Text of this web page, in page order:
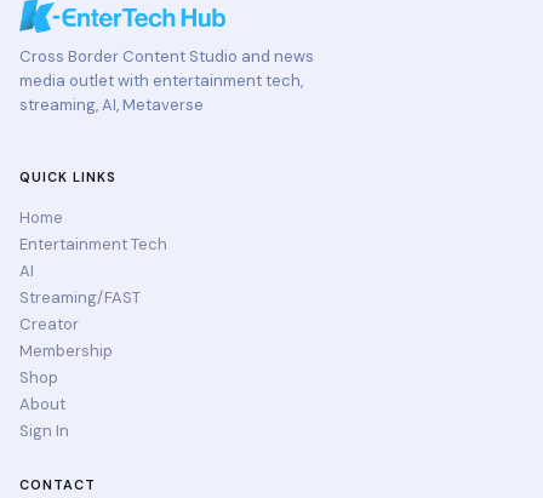
Cross Border Content Studio and news
media outlet with entertainment tech,
streaming, AI, Metaverse
QUICK LINKS
Home
Entertainment Tech
AI
Streaming/FAST
Creator
Membership
Shop
About
Sign In
CONTACT